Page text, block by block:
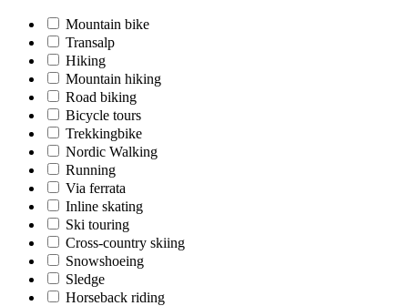
Mountain bike
Transalp
Hiking
Mountain hiking
Road biking
Bicycle tours
Trekkingbike
Nordic Walking
Running
Via ferrata
Inline skating
Ski touring
Cross-country skiing
Snowshoeing
Sledge
Horseback riding